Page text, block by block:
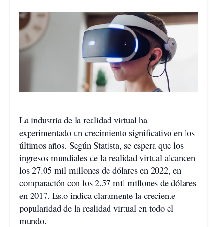
La industria de la realidad virtual ha
experimentado un crecimiento significativo en los
últimos años. Según Statista, se espera que los
ingresos mundiales de la realidad virtual alcancen
los 27.05 mil millones de dólares en 2022, en
comparación con los 2.57 mil millones de dólares
en 2017. Esto indica claramente la creciente
popularidad de la realidad virtual en todo el
mundo.